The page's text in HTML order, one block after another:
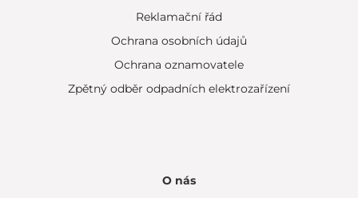
Reklamační řád
Ochrana osobních údajů
Ochrana oznamovatele
Zpětný odběr odpadních elektrozařízení
O nás